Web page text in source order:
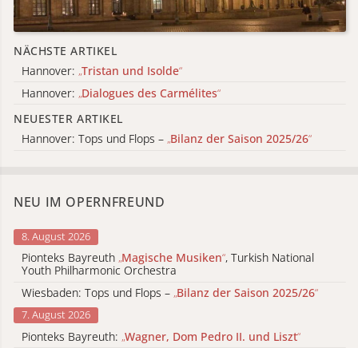
NÄCHSTE ARTIKEL
Hannover: „Tristan und Isolde“
Hannover: „Dialogues des Carmélites“
NEUESTER ARTIKEL
Hannover: Tops und Flops – „Bilanz der Saison 2025/26“
NEU IM OPERNFREUND
8. August 2026
Pionteks Bayreuth „Magische Musiken“, Turkish National
Youth Philharmonic Orchestra
Wiesbaden: Tops und Flops – „Bilanz der Saison 2025/26“
7. August 2026
Pionteks Bayreuth: „Wagner, Dom Pedro II. und Liszt“